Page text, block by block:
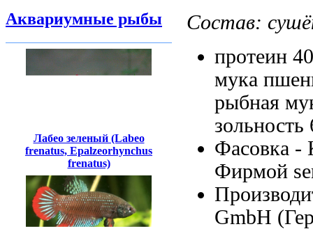
Аквариумные рыбы
Лабео зеленый (Labeo
frenatus, Epalzeorhynchus
frenatus)
Состав:
протеин
мука
рыбная
Фасовка -
Фирмой
GmbH